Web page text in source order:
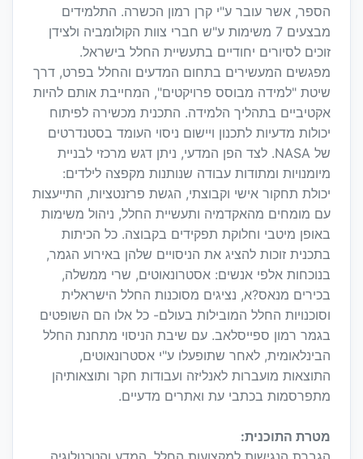
הספר, אשר עובר ע"י קרן רמון הכשרה. התלמידים
מבצעים 7 משימות ע"ש חברי צוות הקולומביה ולצידן
זוכים לסיורים יחודיים בתעשיית החלל בישראל.
מפגשים המעשירים בתחום המדעים והחלל בפרט, דרך
שיטת "למידה מבוסס פרויקטים", המחייבת אותם להיות
אקטיביים בתהליך הלמידה. התכנית מכשירה לפיתוח
יכולות מדעיות לתכנון ויישום ניסוי העומד בסטנדרטים
של NASA. לצד הפן המדעי, ניתן דגש מרכזי לבניית
מיומנויות ומתודות עבודה שנותנות מקפצה לילדים:
יכולת תחקור אישי וקבוצתי, הגשת פרזנטציות, התייעצות
עם מומחים מהאקדמיה ותעשיית החלל, ניהול משימות
באופן מיטבי וחלוקת תפקידים בקבוצה. כל הכיתות
בתכנית זוכות להציג את הניסויים שלהן באירוע הגמר,
בנוכחות אלפי אנשים: אסטרונאוטים, שרי ממשלה,
בכירים מנאס?א, נציגים מסוכנות החלל הישראלית
וסוכנויות החלל המובילות בעולם- כל אלו הם השופטים
בגמר רמון ספייסלאב. עם שיבת הניסוי מתחנת החלל
הבינלאומית, לאחר שתופעלו ע"י אסטרונאוטים,
התוצאות מועברות לאנליזה ועבודות חקר ותוצאותיהן
מתפרסמות בכתבי עת ואתרים מדעיים.
מטרת התוכנית: